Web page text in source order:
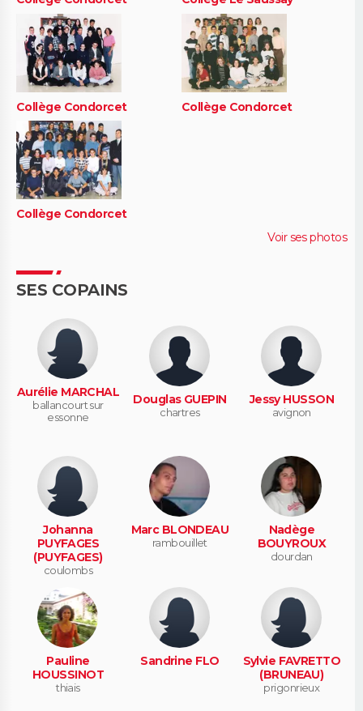
Collège Condorcet Collège Condorcet
Collège Condorcet
Voir ses photos
SES COPAINS
Aurélie MARCHAL
ballancourt sur
essonne
Douglas GUEPIN
chartres
Jessy HUSSON
avignon
Johanna
PUYFAGES
(PUYFAGES)
coulombs
Marc BLONDEAU
rambouillet
Nadège
BOUYROUX
dourdan
Pauline
HOUSSINOT
thiais
Sandrine FLO
Sylvie FAVRETTO
(BRUNEAU)
prigonrieux